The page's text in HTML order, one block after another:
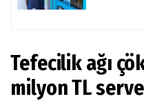
Tefecilik ağı
milyon TL